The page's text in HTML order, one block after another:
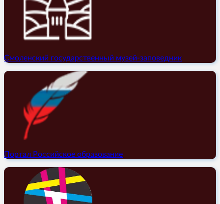
Смоленский государственный музей-заповедник
Портал Российское образование